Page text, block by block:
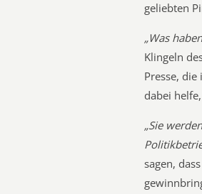
geliebten
„Was
Klingeln
Presse,
dabei
„Sie
sagen,